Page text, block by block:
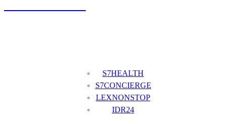
S7HEALTH
S7CONCIERGE
LEXNONSTOP
IDR24